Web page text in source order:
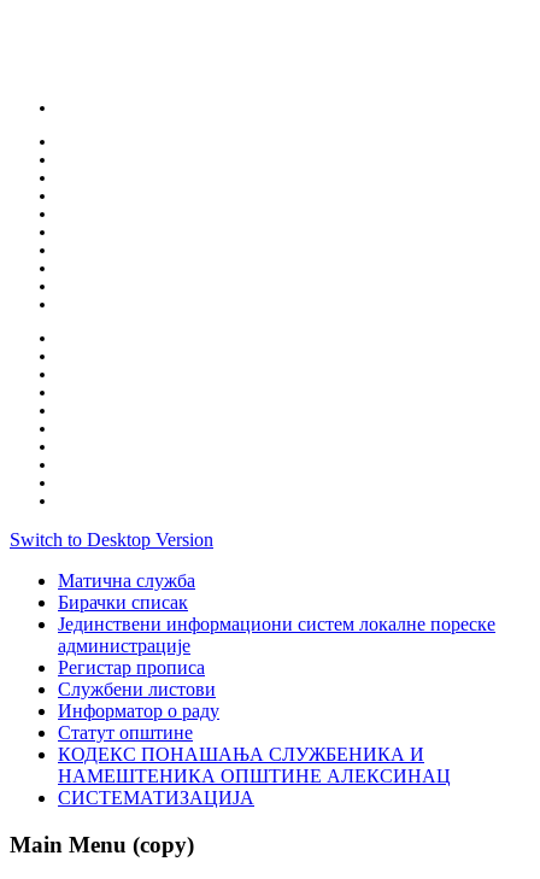
Switch to Desktop Version
Матична служба
Бирачки списак
Јединствени информациони систем локалне пореске
администрације
Регистар прописа
Службени листови
Информатор о раду
Статут општине
КОДЕКС ПОНАШАЊА СЛУЖБЕНИКА И
НАМЕШТЕНИКА ОПШТИНЕ АЛЕКСИНАЦ
СИСТЕМАТИЗАЦИЈА
Main Menu (copy)